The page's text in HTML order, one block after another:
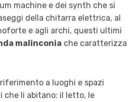
machine e dei synth che si
della chitarra elettrica, al
e agli archi, questi ultimi
malinconia che caratterizza
a luoghi e spazi
che li abitano: il letto, le